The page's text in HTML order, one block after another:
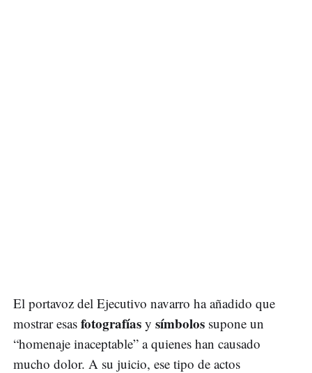
El portavoz del Ejecutivo navarro ha añadido que
mostrar esas fotografías y símbolos supone un
“homenaje inaceptable” a quienes han causado
mucho dolor. A su juicio, ese tipo de actos